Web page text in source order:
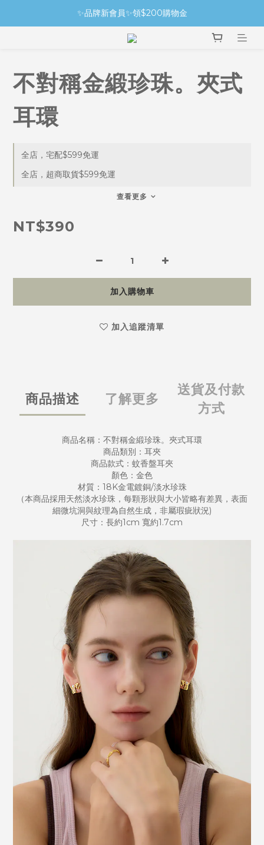
✨品牌新會員✨領$200購物金
不對稱金緞珍珠。夾式
耳環
全店，宅配$599免運
全店，超商取貨$599免運
查看更多
NT$390
加入購物車
加入追蹤清單
商品描述 了解更多
送貨及付款
方式
商品名稱：不對稱金緞珍珠。夾式耳環
商品類別：耳夾
商品款式：蚊香盤耳夾
顏色：金色
材質：18K金電鍍銅/淡水珍珠
（本商品採用天然淡水珍珠，每顆形狀與大小皆略有差異，表面
細微坑洞與紋理為自然生成，非屬瑕疵狀況)
尺寸：長約1cm 寬約1.7cm